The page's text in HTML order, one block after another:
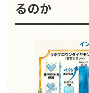
るのか